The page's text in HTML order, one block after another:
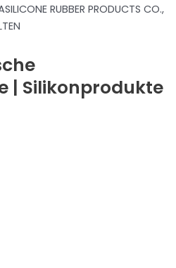
RUBBER PRODUCTS CO.,
| Silikonprodukte